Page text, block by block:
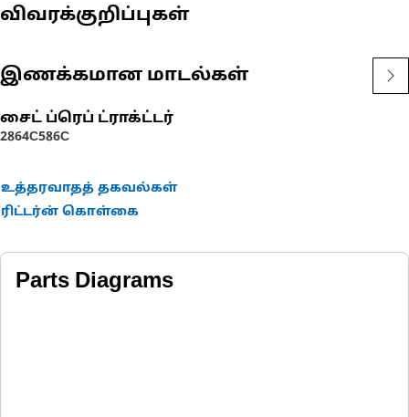
விவரக்குறிப்புகள்
இணக்கமான மாடல்கள்
சைட் ப்ரெப் ட்ராக்ட்டர்
2864C586C
உத்தரவாதத் தகவல்கள்
ரிட்டர்ன் கொள்கை
Parts Diagrams